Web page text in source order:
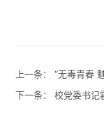
上一条：“无毒青春
下一条：校党委书记